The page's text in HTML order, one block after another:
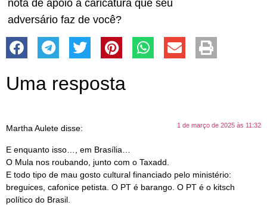
nota de apoio à caricatura que seu
adversário faz de você?
Uma resposta
Martha Aulete disse: 1 de março de 2025 às 11:32
E enquanto isso…, em Brasília…
O Mula nos roubando, junto com o Taxadd.
E todo tipo de mau gosto cultural financiado pelo ministério:
breguices, cafonice petista. O PT é barango. O PT é o kitsch
político do Brasil.